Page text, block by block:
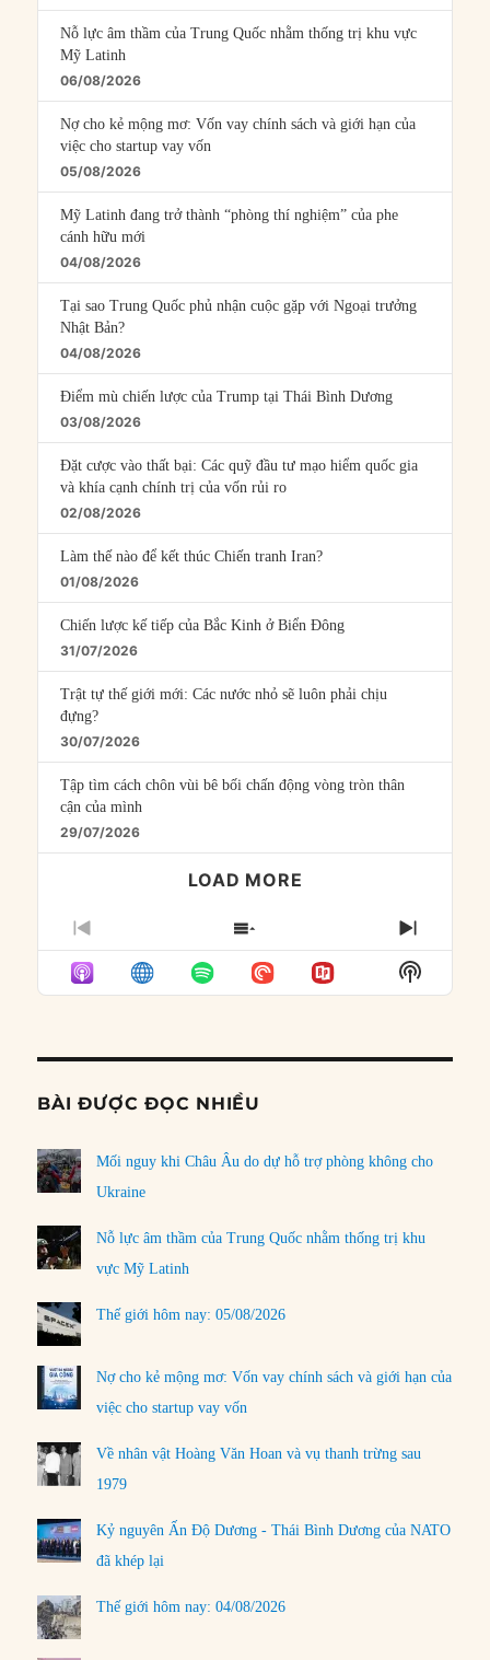
Nỗ lực âm thầm của Trung Quốc nhằm thống trị khu vực
Mỹ Latinh
06/08/2026
Nợ cho kẻ mộng mơ: Vốn vay chính sách và giới hạn của
việc cho startup vay vốn
05/08/2026
Mỹ Latinh đang trở thành “phòng thí nghiệm” của phe
cánh hữu mới
04/08/2026
Tại sao Trung Quốc phủ nhận cuộc gặp với Ngoại trưởng
Nhật Bản?
04/08/2026
Điểm mù chiến lược của Trump tại Thái Bình Dương
03/08/2026
Đặt cược vào thất bại: Các quỹ đầu tư mạo hiểm quốc gia
và khía cạnh chính trị của vốn rủi ro
02/08/2026
Làm thế nào để kết thúc Chiến tranh Iran?
01/08/2026
Chiến lược kế tiếp của Bắc Kinh ở Biển Đông
31/07/2026
Trật tự thế giới mới: Các nước nhỏ sẽ luôn phải chịu
đựng?
30/07/2026
Tập tìm cách chôn vùi bê bối chấn động vòng tròn thân
cận của mình
29/07/2026
LOAD MORE
PREVIOUS
EPISODE
SHOW
EPISODES
LIST
NEXT
Show
Podcast
BÀI ĐƯỢC ĐỌC NHIỀU
Mối nguy khi Châu Âu do dự hỗ trợ phòng không cho
Ukraine
Nỗ lực âm thầm của Trung Quốc nhằm thống trị khu
vực Mỹ Latinh
Thế giới hôm nay: 05/08/2026
Nợ cho kẻ mộng mơ: Vốn vay chính sách và giới hạn của
việc cho startup vay vốn
Về nhân vật Hoàng Văn Hoan và vụ thanh trừng sau
1979
Kỷ nguyên Ấn Độ Dương - Thái Bình Dương của NATO
đã khép lại
Thế giới hôm nay: 04/08/2026